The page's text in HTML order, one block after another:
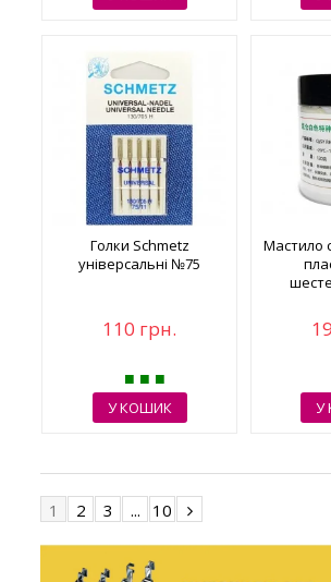
Голки Schmetz
універсальні №75
110 грн.
У КОШИК
Мастило
У
1 2 3 ... 10